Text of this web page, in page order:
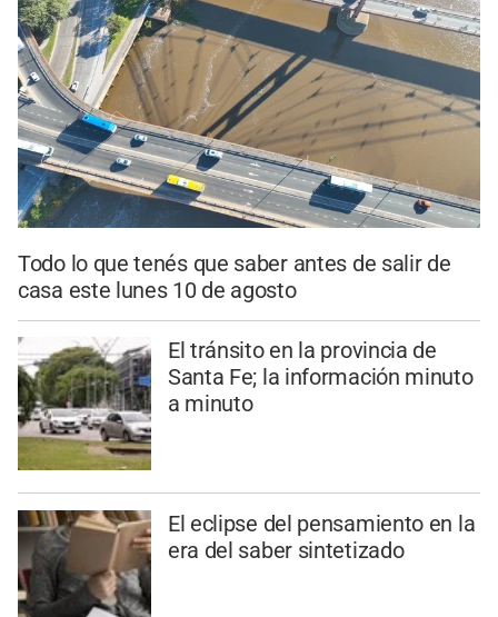
Todo lo que tenés que saber antes de salir de
casa este lunes 10 de agosto
El tránsito en la provincia de
Santa Fe; la información minuto
a minuto
El eclipse del pensamiento en la
era del saber sintetizado